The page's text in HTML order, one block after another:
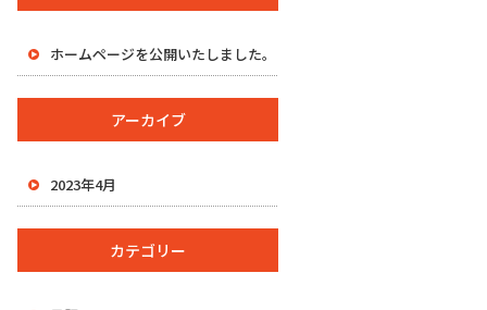
ホームページを公開いたしました。
アーカイブ
2023年4月
カテゴリー